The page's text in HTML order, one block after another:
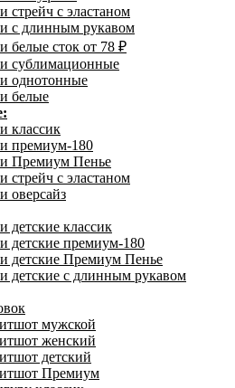
стрейч с эластаном
с длинным рукавом
белые сток от 78 ₽
сублимационные
однотонные
белые
классик
премиум-180
Премиум Пенье
стрейч с эластаном
оверсайз
детские классик
детские премиум-180
детские Премиум Пенье
детские с длинным рукавом
мужской
женский
детский
Премиум